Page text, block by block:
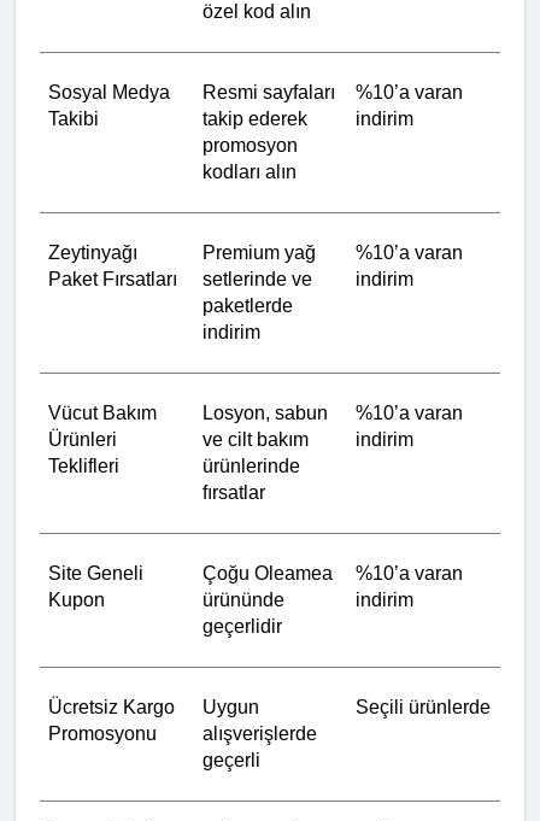
özel kod alın
Sosyal Medya
Takibi
Resmi sayfaları
takip ederek
promosyon
kodları alın
%10’a varan
indirim
Zeytinyağı
Paket Fırsatları
Premium yağ
setlerinde ve
paketlerde
indirim
%10’a varan
indirim
Vücut Bakım
Ürünleri
Teklifleri
Losyon, sabun
ve cilt bakım
ürünlerinde
fırsatlar
%10’a varan
indirim
Site Geneli
Kupon
Çoğu Oleamea
ürününde
geçerlidir
%10’a varan
indirim
Ücretsiz Kargo
Promosyonu
Uygun
alışverişlerde
geçerli
Seçili ürünlerde